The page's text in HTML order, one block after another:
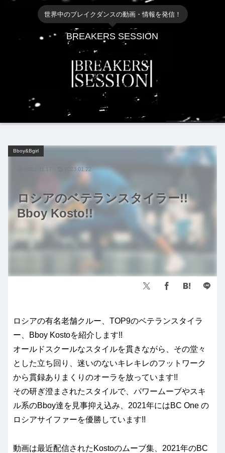
世界中のブレイクダンスの動画・情報を発信！
BREAKERS SESSION
ロシアのベテランスタイラー!!
Bboy Kosto!!
Bboy&Bgirl
2023.01.17 2023.01.22
ロシアの有名老舗クルー、TOP9のベテランスタイラ
ー、Bboy Kostoを紹介します!!
オールドスクールなスタイルを貫きながら、その堂々
とした立ち回り、迷いのないキレキレのフットワーク
から貫録ありまくりのオーラを放っています!!
その研ぎ澄まされたスタイルで、パワームーブやスキ
ル系のBboy達を見事抑え込み、2021年にはBC One の
ロシアサイファーを優勝しています!!
動画は最近配信されたKostoのムーブ集、2021年のBC